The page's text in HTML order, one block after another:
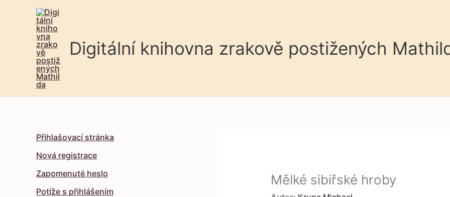
Digitální knihovna zrakově postižených
Přihlašovací stránka
Nová registrace
Zapomenuté heslo
Potíže s přihlášením
Mělké sibiřské hroby